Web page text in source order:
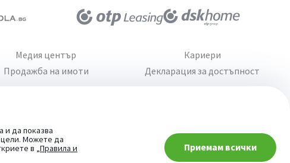
и да показва
цели. Можете да
в „Правила и
Приемам всички
Медия център
Продажба на имоти
Кариери
Декларация за достъпност
При въпроси -
попитай AI асистента ни